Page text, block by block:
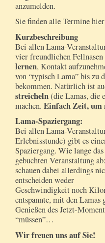
anzumelden.
Sie finden alle Termine
Kurzbeschreibung
Bei allen Lama-
vier freundlichen
lernen, Kontakt
von “typisch Lama” bis zu
bekommen. Natürlich ist
streicheln(die Lamas, die
machen. Einfach Zeit, um
Lama-Spaziergang:
Bei allen Lama-
Erlebnisstunde) gibt es
Spaziergang. Wie lange
gebuchten Veranstaltung
schauen dabei allerdings
entscheiden weder
Geschwindigkeit noch
entspannte, mit den Lamas
Genießen des Jetzt-
“müssen”…
Wir freuen uns auf Sie!